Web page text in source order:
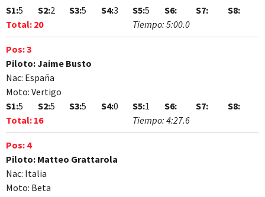
S1:5 S2:2 S3:5 S4:3 S5:5 S6: S7:
S8:
Total: 20 Tiempo: 5:00.0
Pos:3
Piloto:Jaime Busto
Nac: España
Moto: Vertigo
S1:5 S2:5 S3:5 S4:0 S5:1 S6: S7:
S8:
Total: 16 Tiempo: 4:27.6
Pos: 4
Piloto: Matteo Grattarola
Nac: Italia
Moto: Beta